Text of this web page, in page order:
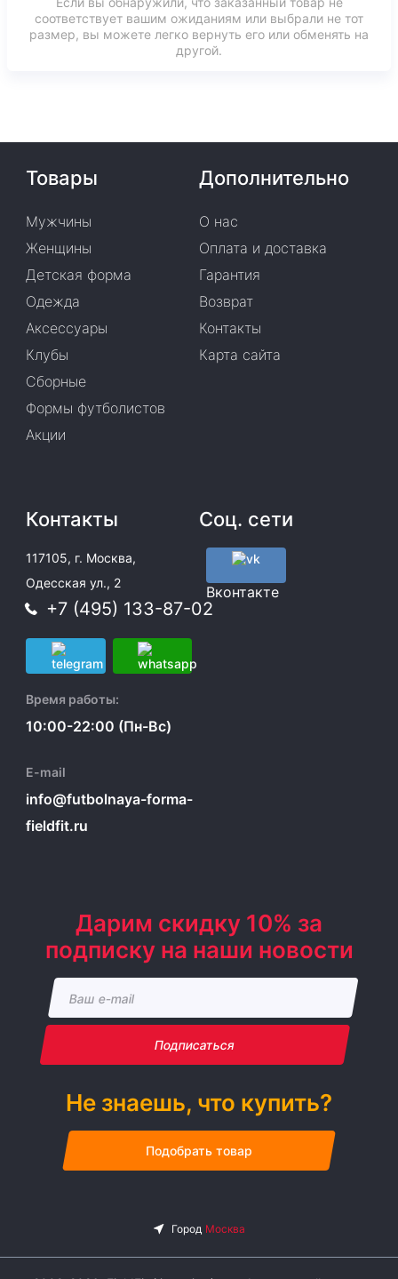
соответствует вашим ожиданиям или выбрали не тот
размер, вы можете легко вернуть его или обменять на
другой.
Товары
Мужчины
Женщины
Детская форма
Одежда
Аксессуары
Клубы
Сборные
Формы футболистов
Акции
Дополнительно
О нас
Оплата и доставка
Гарантия
Возврат
Контакты
Карта сайта
Контакты
117105, г. Москва,
Одесская ул., 2
+7 (495) 133-87-02
Время работы:
10:00-22:00 (Пн-Вс)
E-mail
info@futbolnaya-forma-
fieldfit.ru
Соц. сети
Вконтакте
Дарим скидку 10% за
подписку на наши новости
Подписаться
Не знаешь, что купить?
Подобрать товар